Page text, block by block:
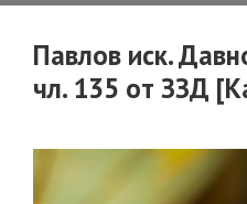
Павлов иск.
чл. 135 от ЗЗД